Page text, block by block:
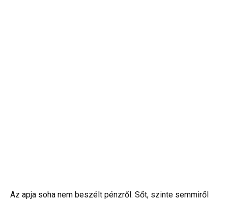
Az apja soha nem beszélt pénzről. Sőt, szinte semmiről